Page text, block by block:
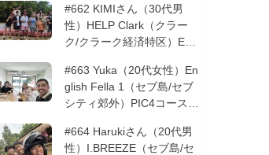
─MONOLを徹底取材！
#662 KIMIさん（30代男
性）HELP Clark（クラー
ク/クラーク経済特区）ESL
オの他校に転校 | フィリピ
ン留学
#663 Yuka（20代女性）En
glish Fella 1（セブ島/セブ
シティ郊外）PIC4コース 8
#664 Harukiさん（20代男
性）I.BREEZE（セブ島/セ